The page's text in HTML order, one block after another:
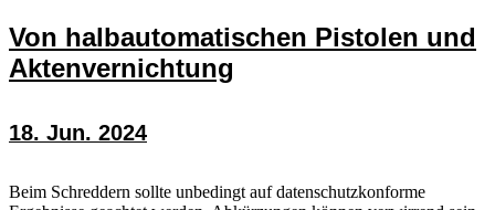
Von halbautomatischen Pistolen und
Aktenvernichtung
18. Jun. 2024
Beim Schreddern sollte unbedingt auf datenschutzkonforme